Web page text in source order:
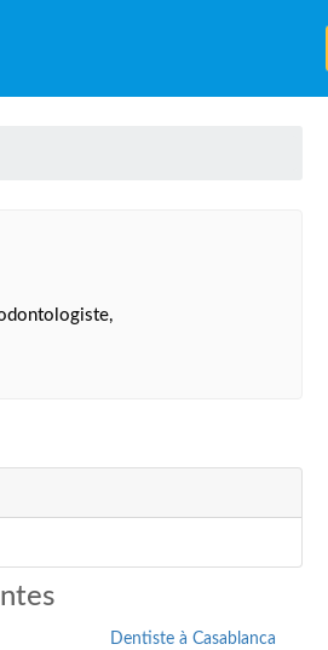
Dentiste à Casablanca